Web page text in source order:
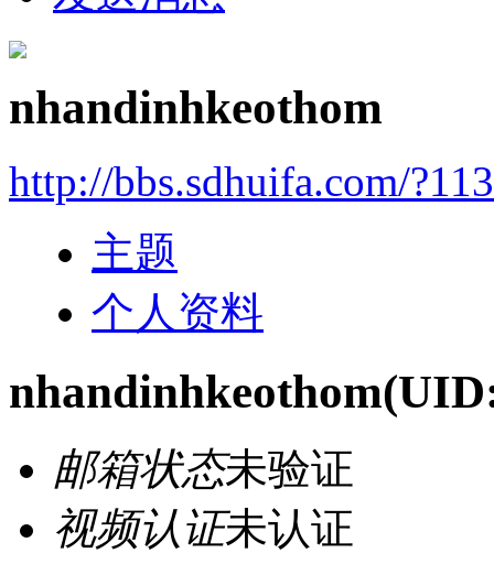
nhandinhkeothom
http://bbs.sdhuifa.com/
主题
个人资料
nhandinhkeothom
邮箱状态未验证
视频认证未认证